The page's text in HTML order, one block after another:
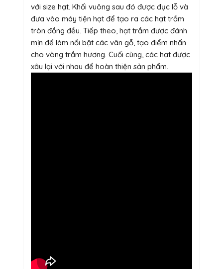
với size hạt. Khối vuông sau đó được đục lỗ và
đưa vào máy tiện hạt để tạo ra các hạt trầm
tròn đồng đều. Tiếp theo, hạt trầm được đánh
mịn để làm nổi bật các vân gỗ, tạo điểm nhấn
cho vòng trầm hương. Cuối cùng, các hạt được
xâu lại với nhau để hoàn thiện sản phẩm.